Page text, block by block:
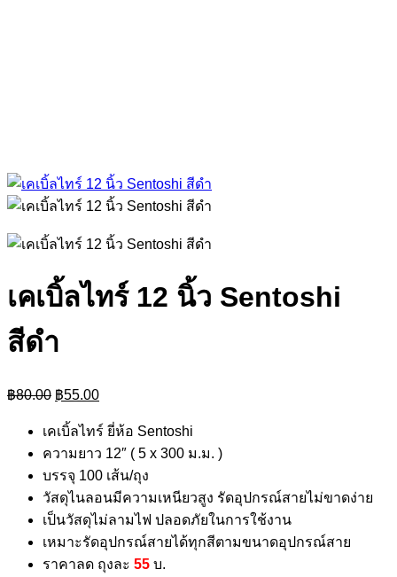
เคเบิ้ลไทร์ 12 นิ้ว Sentoshi
สีดำ
฿80.00 Original
price
was:
฿55.00Current
price
is:
เคเบิ้ลไทร์ ยี่ห้อ Sentoshi
ความยาว 12″ ( 5 x 300 ม.ม. )
บรรจุ 100 เส้น/ถุง
วัสดุไนลอนมีความเหนียวสูง รัดอุปกรณ์สายไม่ขาดง่าย
เป็นวัสดุไม่ลามไฟ ปลอดภัยในการใช้งาน
เหมาะรัดอุปกรณ์สายได้ทุกสีตามขนาดอุปกรณ์สาย
ราคาลด ถุงละ 55 บ.